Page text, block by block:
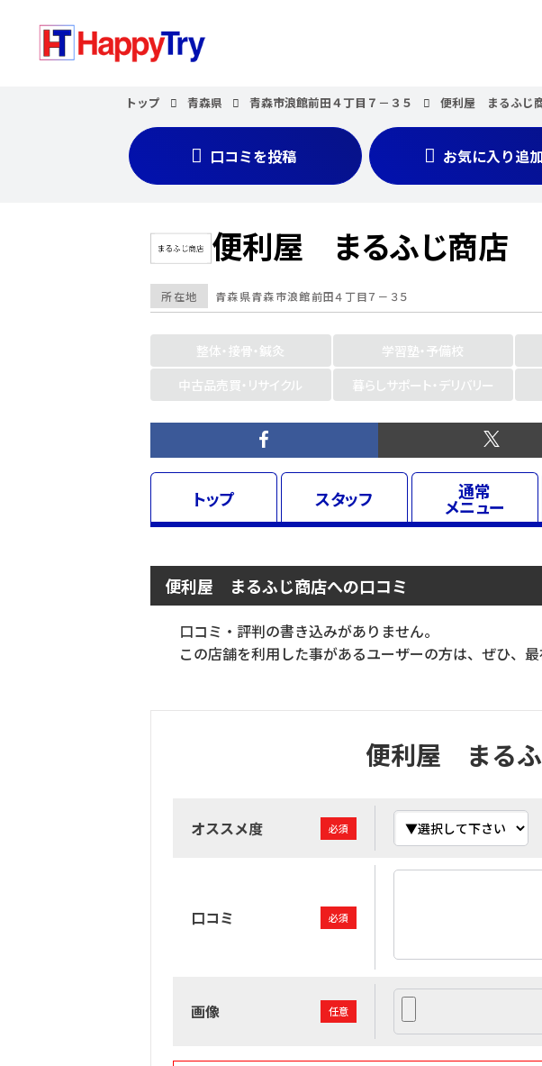
トップ 青森県 青森市浪館前田４丁目７－３５ 便利屋 まるふじ
口コミを投稿 お気に入り追加
便利屋 まるふじ商店
所在地 青森県青森市浪館前田４丁目７－３５
整体・接骨・鍼灸 学習塾・予備校
中古品売買・リサイクル
暮らしサポート・デリバリー
トップ スタッフ 通常
メニュー
便利屋 まるふじ商店への口コミ
口コミ・評判の書き込みがありません。
この店舗を利用した事があるユーザーの方は、ぜひ、最
便利屋 まるふ
オススメ度 必須
口コミ 必須
画像 任意